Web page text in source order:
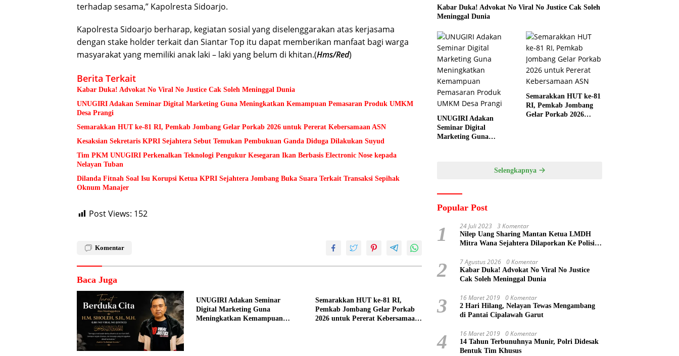
terhadap sesama,” Kapolresta Sidoarjo.
Kapolresta Sidoarjo berharap, kegiatan sosial yang diselenggarakan atas kerjasama
dengan stake holder terkait dan Siantar Top itu dapat memberikan manfaat bagi warga
masyarakat yang memiliki anak laki – laki yang belum di khitan.(Hms/Red)
Berita Terkait
Kabar Duka! Advokat No Viral No Justice Cak Soleh Meninggal Dunia
UNUGIRI Adakan Seminar Digital Marketing Guna Meningkatkan Kemampuan Pemasaran Produk UMKM
Desa Prangi
Semarakkan HUT ke-81 RI, Pemkab Jombang Gelar Porkab 2026 untuk Pererat Kebersamaan ASN
Kesaksian Sekretaris KPRI Sejahtera Sebut Temukan Pembukuan Ganda Diduga Dilakukan Suyud
Tim PKM UNUGIRI Perkenalkan Teknologi Pengukur Kesegaran Ikan Berbasis Electronic Nose kepada
Nelayan Tuban
Dilanda Fitnah Soal Isu Korupsi Ketua KPRI Sejahtera Jombang Buka Suara Terkait Transaksi Sepihak
Oknum Manajer
Post Views: 152
Komentar
Baca Juga
UNUGIRI Adakan Seminar
Digital Marketing Guna
Meningkatkan Kemampuan
Semarakkan HUT ke-81 RI,
Pemkab Jombang Gelar Porkab
2026 untuk Pererat Kebersamaan
Kabar Duka! Advokat No Viral No Justice Cak Soleh
Meninggal Dunia
UNUGIRI Adakan
Seminar Digital
Marketing Guna
Semarakkan HUT ke-81
RI, Pemkab Jombang
Gelar Porkab 2026
Selengkapnya
Popular Post
1 24 Juli 2023 3 Komentar
Nilep Uang Sharing Mantan Ketua LMDH
Mitra Wana Sejahtera Dilaporkan Ke Polisi
2 7 Agustus 2026 0 Komentar
Kabar Duka! Advokat No Viral No Justice
Cak Soleh Meninggal Dunia
3 16 Maret 2019 0 Komentar
2 Hari Hilang, Nelayan Tewas Mengambang
di Pantai Cipalawah Garut
4 16 Maret 2019 0 Komentar
14 Tahun Terbunuhnya Munir, Polri Didesak
Bentuk Tim Khusus